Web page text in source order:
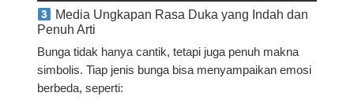
Media Ungkapan Rasa Duka yang Indah dan
Penuh Arti
Bunga tidak hanya cantik, tetapi juga penuh makna
simbolis. Tiap jenis bunga bisa menyampaikan emosi
berbeda, seperti: